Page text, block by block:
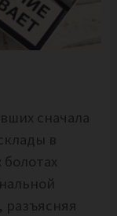
сначала
в